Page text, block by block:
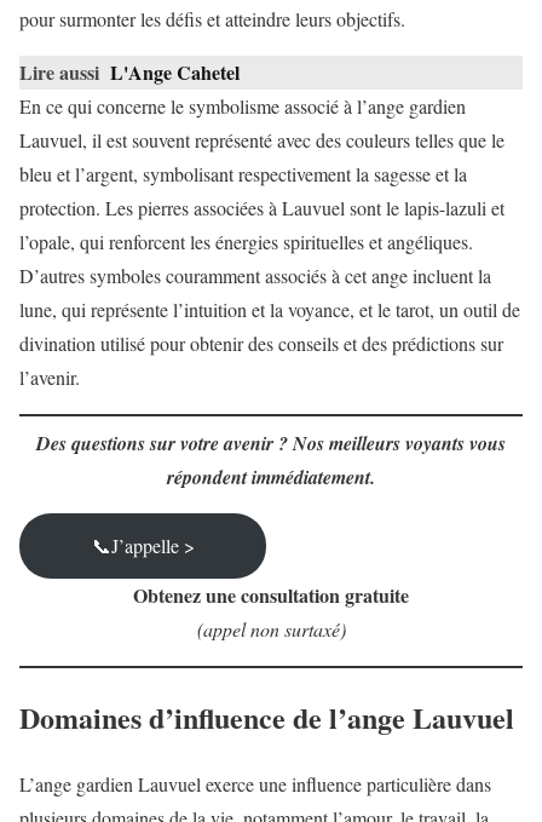
pour surmonter les défis et atteindre leurs objectifs.
Lire aussi L'Ange Cahetel
En ce qui concerne le symbolisme associé à l’ange gardien
Lauvuel, il est souvent représenté avec des couleurs telles que le
bleu et l’argent, symbolisant respectivement la sagesse et la
protection. Les pierres associées à Lauvuel sont le lapis-lazuli et
l’opale, qui renforcent les énergies spirituelles et angéliques.
D’autres symboles couramment associés à cet ange incluent la
lune, qui représente l’intuition et la voyance, et le tarot, un outil de
divination utilisé pour obtenir des conseils et des prédictions sur
l’avenir.
Des questions sur votre avenir ? Nos meilleurs voyants vous
répondent immédiatement.
📞J’appelle >
Obtenez une consultation gratuite
(appel non surtaxé)
Domaines d’influence de l’ange Lauvuel
L’ange gardien Lauvuel exerce une influence particulière dans